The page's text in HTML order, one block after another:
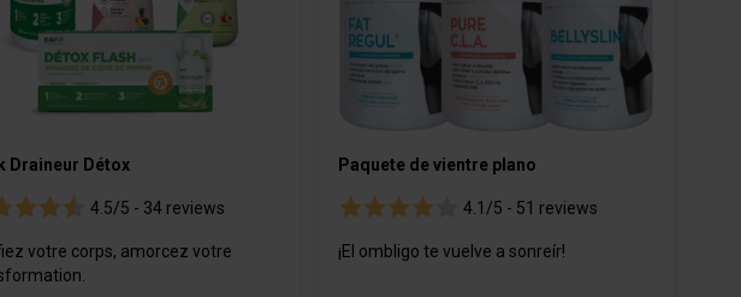
Draineur Détox
4.5/5 - 34 reviews
votre corps, amorcez votre
Paquete de vientre plano
4.1/5 - 51 reviews
¡El ombligo te vuelve a sonreír!